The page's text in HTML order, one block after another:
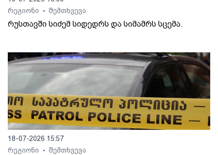
რეგიონი
• შემთხვევა
რუსთავში სიძემ სიდედრს და სიმამრს სცემა.
18-07-2026 15:57
რეგიონი
• შემთხვევა